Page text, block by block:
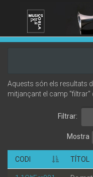
Aquests són els resultats
mitjançant el camp "filtrar"
Filtrar:
Mostra
CODI TÍTOL